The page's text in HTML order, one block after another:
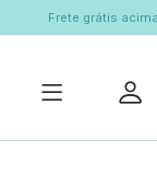
Frete grátis